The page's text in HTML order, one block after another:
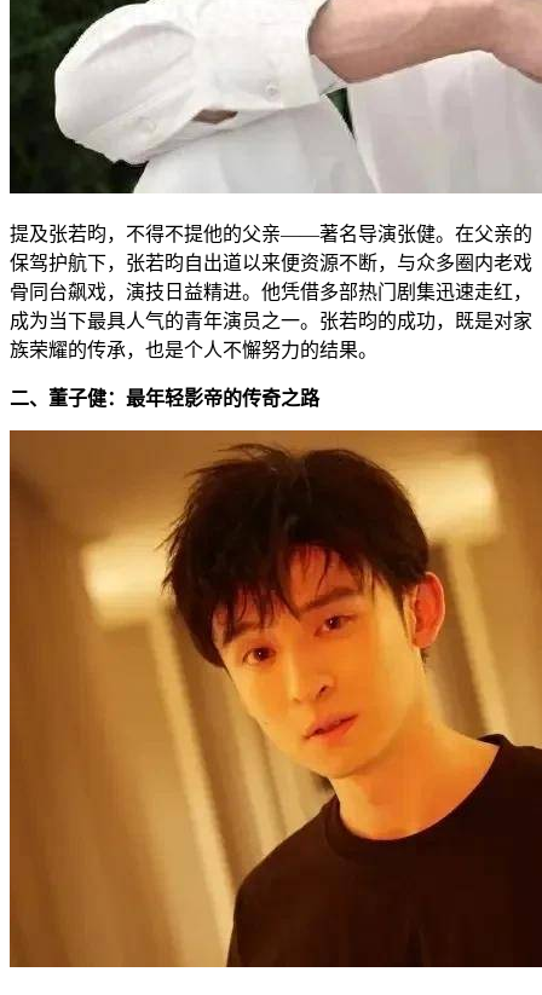
提及张若昀，不得不提他的父亲——著名导演张健。在父亲的
保驾护航下，张若昀自出道以来便资源不断，与众多圈内老戏
骨同台飙戏，演技日益精进。他凭借多部热门剧集迅速走红，
成为当下最具人气的青年演员之一。张若昀的成功，既是对家
族荣耀的传承，也是个人不懈努力的结果。
二、董子健：最年轻影帝的传奇之路